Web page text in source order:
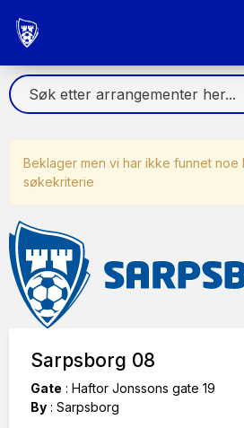
Beklager men vi har ikke funnet noe
søkekriterie
Sarpsborg 08
Gate : Haftor Jonssons gate 19
By : Sarpsborg